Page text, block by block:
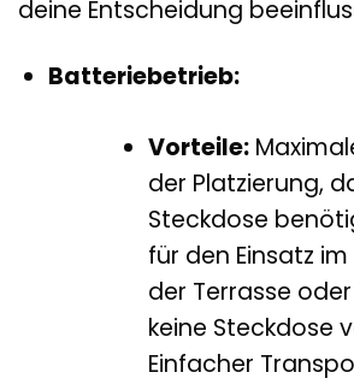
deine Entscheidung
Batteriebetrieb:
Vorteile:
der Platzierung,
Steckdose
für den Einsatz
der Terrasse
keine Steckdose
Einfacher